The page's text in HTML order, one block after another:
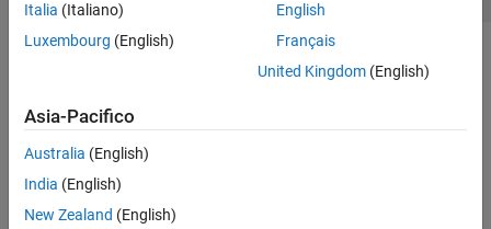
Italia (Italiano)
Luxembourg (English)
English
Français
United Kingdom(English)
Asia-Pacifico
Australia (English)
India (English)
New Zealand (English)